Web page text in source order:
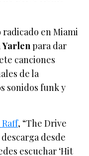
en Miami
Yarlen para dar
canciones
de la
sonidos funk y
Raff, “The Drive
desde
escuchar ‘Hit